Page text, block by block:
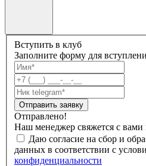
Вступить в клуб
Заполните форму для
Отправить заявку
Отправлено!
Наш менеджер свяжется с
Даю согласие на сбор и
данных в соответствии с
конфиденциальности